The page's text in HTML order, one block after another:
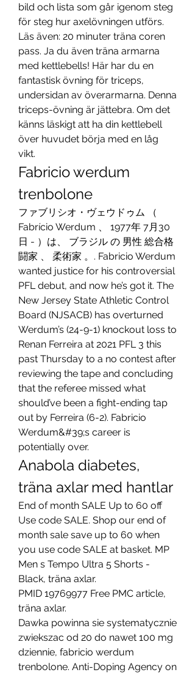
bild och lista som går igenom steg
för steg hur axelövningen utförs.
Läs även: 20 minuter träna coren
pass. Ja du även träna armarna
med kettlebells! Här har du en
fantastisk övning för triceps,
undersidan av överarmarna. Denna
triceps-övning är jättebra. Om det
känns läskigt att ha din kettlebell
över huvudet börja med en låg
vikt.
Fabricio werdum
trenbolone
ファブリシオ・ヴェウドゥム （
Fabrício Werdum 、 1977年 7月30
日 - ）は、 ブラジル の 男性 総合格
闘家 、 柔術家 。. Fabricio Werdum
wanted justice for his controversial
PFL debut, and now he’s got it. The
New Jersey State Athletic Control
Board (NJSACB) has overturned
Werdum’s (24-9-1) knockout loss to
Renan Ferreira at 2021 PFL 3 this
past Thursday to a no contest after
reviewing the tape and concluding
that the referee missed what
should’ve been a fight-ending tap
out by Ferreira (6-2). Fabricio
Werdum&#39;s career is
potentially over.
Anabola diabetes,
träna axlar med hantlar
End of month SALE Up to 60 off
Use code SALE. Shop our end of
month sale save up to 60 when
you use code SALE at basket. MP
Men s Tempo Ultra 5 Shorts -
Black, träna axlar.
PMID 19769977 Free PMC article,
träna axlar.
Dawka powinna sie systematycznie
zwiekszac od 20 do nawet 100 mg
dziennie, fabricio werdum
trenbolone. Anti-Doping Agency on